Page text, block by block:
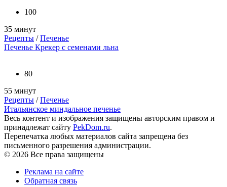
100
35 минут
Рецепты /Печенье
Печенье Крекер с семенами льна
80
55 минут
Рецепты /Печенье
Итальянское миндальное печенье
Весь контент и изображения защищены авторским правом и
принадлежат сайту PekDom.ru.
Перепечатка любых материалов сайта запрещена без
письменного разрешения администрации.
© 2026 Все права защищены
Реклама на сайте
Обратная связь